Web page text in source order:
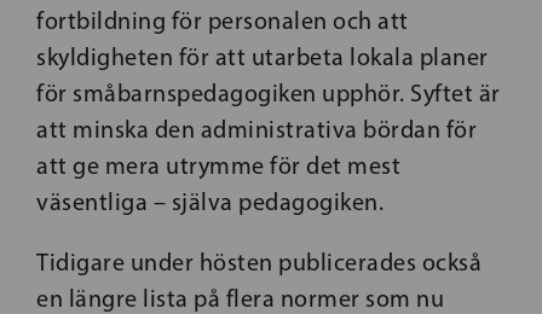
fortbildning för personalen och att
skyldigheten för att utarbeta lokala planer
för småbarnspedagogiken upphör. Syftet är
att minska den administrativa bördan för
att ge mera utrymme för det mest
väsentliga – själva pedagogiken.
Tidigare under hösten publicerades också
en längre lista på flera normer som nu